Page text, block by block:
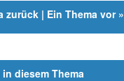
zurück | Ein Thema vor»
diesem Thema